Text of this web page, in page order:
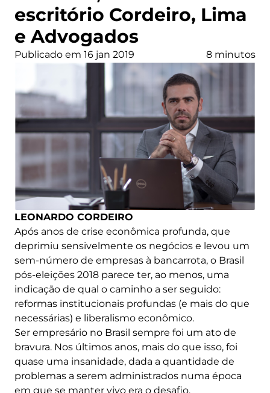
escritório Cordeiro, Lima
e Advogados
Publicado em 16 jan 2019 8 minutos
LEONARDO CORDEIRO
Após anos de crise econômica profunda, que
deprimiu sensivelmente os negócios e levou um
sem-número de empresas à bancarrota, o Brasil
pós-eleições 2018 parece ter, ao menos, uma
indicação de qual o caminho a ser seguido:
reformas institucionais profundas (e mais do que
necessárias) e liberalismo econômico.
Ser empresário no Brasil sempre foi um ato de
bravura. Nos últimos anos, mais do que isso, foi
quase uma insanidade, dada a quantidade de
problemas a serem administrados numa época
em que se manter vivo era o desafio.